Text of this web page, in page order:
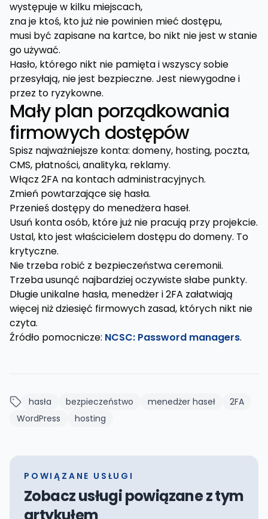
występuje w kilku miejscach,
zna je ktoś, kto już nie powinien mieć dostępu,
musi być zapisane na kartce, bo nikt nie jest w stanie
go używać.
Hasło, którego nikt nie pamięta i wszyscy sobie
przesyłają, nie jest bezpieczne. Jest niewygodne i
przez to ryzykowne.
Mały plan porządkowania
firmowych dostępów
Spisz najważniejsze konta: domeny, hosting, poczta,
CMS, płatności, analityka, reklamy.
Włącz 2FA na kontach administracyjnych.
Zmień powtarzające się hasła.
Przenieś dostępy do menedżera haseł.
Usuń konta osób, które już nie pracują przy projekcie.
Ustal, kto jest właścicielem dostępu do domeny. To
krytyczne.
Nie trzeba robić z bezpieczeństwa ceremonii.
Trzeba usunąć najbardziej oczywiste słabe punkty.
Długie unikalne hasła, menedżer i 2FA załatwiają
więcej niż dziesięć firmowych zasad, których nikt nie
czyta.
Źródło pomocnicze: NCSC: Password managers.
hasła bezpieczeństwo menedżer haseł
2FA
WordPress
hosting
POWIĄZANE USŁUGI
Zobacz usługi powiązane z tym